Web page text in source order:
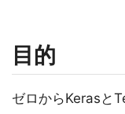
目的
ゼロからKerasと